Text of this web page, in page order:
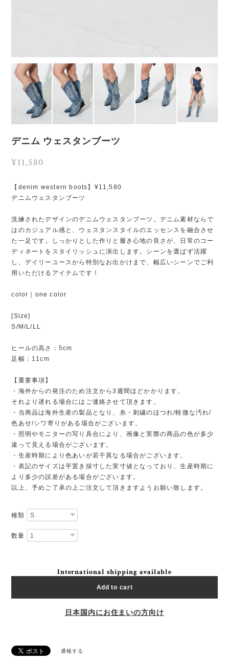
デニム ウェスタンブーツ
¥11,580
【denim western boots】¥11,580
デニムウェスタンブーツ
洗練されたデザインのデニムウェスタンブーツ。デニム素材ならで
はのカジュアル感と、ウェスタンスタイルのエッセンスを融合させ
た一足です。しっかりとした作りと履き心地の良さが、日常のコー
ディネートをスタイリッシュに演出します。シーンを選ばず活躍
し、デイリーユースから特別なお出かけまで、幅広いシーンでご利
用いただけるアイテムです！
color｜one color
[Size]
S/M/L/LL
ヒールの高さ：5cm
足幅：11cm
【重要事項】
・海外からの発注のため注文から3週間ほどかかります。
それより遅れる場合にはご連絡させて頂きます。
・当商品は海外生産の製品となり、糸・刺繍のほつれ/軽微な汚れ/
色あせ/シワ寄りがある場合がございます。
・照明やモニターの写り具合により、画像と実際の商品の色が多少
違って見える場合がございます。
・生産時期により色あいが若干異なる場合がございます。
・表記のサイズは平置き採寸した実寸値となっており、生産時期に
より多少の誤差がある場合がございます。
以上、予めご了承の上ご注文して頂きますようお願い致します。
種類
数量
International shipping available
Add to cart
日本国内にお住まいの方向け
通報する